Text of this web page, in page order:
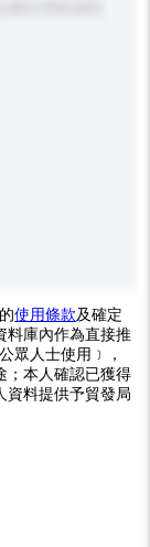
使用條款及確定
料庫內作為直接推
眾人士使用﹞，
；本人確認已獲得
資料提供予貿發局